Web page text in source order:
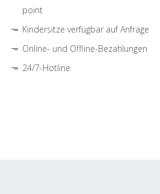
point
Kindersitze verfügbar auf Anfrage
Online- und Offline-Bezahlungen
24/7-Hotline